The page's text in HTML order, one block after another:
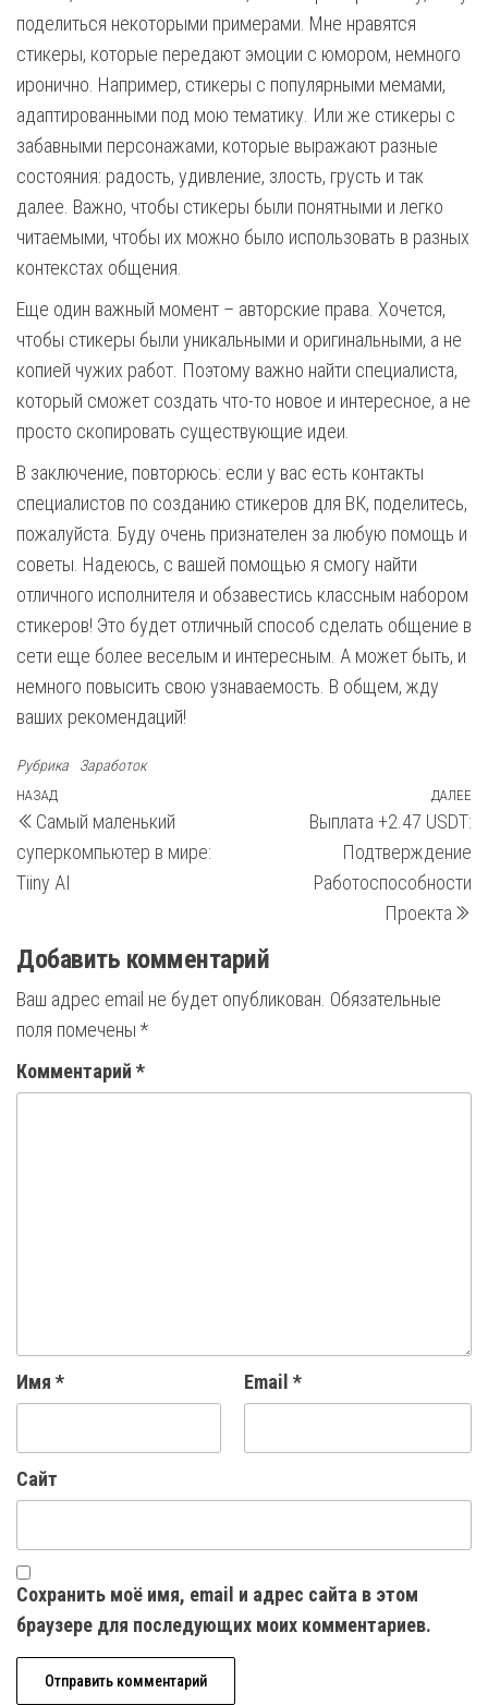
поделиться некоторыми примерами. Мне нравятся
стикеры, которые передают эмоции с юмором, немного
иронично. Например, стикеры с популярными мемами,
адаптированными под мою тематику. Или же стикеры с
забавными персонажами, которые выражают разные
состояния: радость, удивление, злость, грусть и так
далее. Важно, чтобы стикеры были понятными и легко
читаемыми, чтобы их можно было использовать в разных
контекстах общения.
Еще один важный момент – авторские права. Хочется,
чтобы стикеры были уникальными и оригинальными, а не
копией чужих работ. Поэтому важно найти специалиста,
который сможет создать что-то новое и интересное, а не
просто скопировать существующие идеи.
В заключение, повторюсь: если у вас есть контакты
специалистов по созданию стикеров для ВК, поделитесь,
пожалуйста. Буду очень признателен за любую помощь и
советы. Надеюсь, с вашей помощью я смогу найти
отличного исполнителя и обзавестись классным набором
стикеров! Это будет отличный способ сделать общение в
сети еще более веселым и интересным. А может быть, и
немного повысить свою узнаваемость. В общем, жду
ваших рекомендаций!
Рубрика Заработок
Навигация
по
записям
Предыдущая
запись
НАЗАД
Самый маленький
суперкомпьютер в мире:
Tiiny AI
ДАЛЕЕ
Выплата +2.47 USDT:
Подтверждение
Работоспособности
Проекта
Добавить комментарий
Ваш адрес email не будет опубликован. Обязательные
поля помечены *
Комментарий *
Имя * Email *
Сайт
Сохранить моё имя, email и адрес сайта в этом
браузере для последующих моих комментариев.